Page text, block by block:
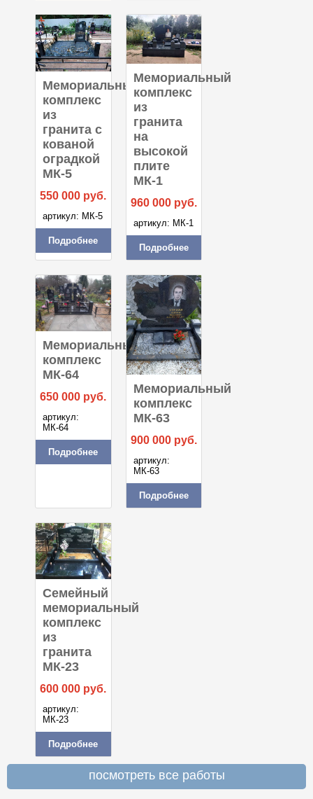
Мемориальный
комплекс
из
гранита с
кованой
оградкой
МК-5
550 000 руб.
артикул: МК-5
Подробнее
Мемориальный
комплекс
из
гранита
на
высокой
плите
МК-1
960 000руб.
артикул: МК-1
Подробнее
Мемориальный
комплекс
МК-64
650 000 руб.
артикул:
МК-64
Подробнее
Мемориальный
комплекс
МК-63
900 000руб.
артикул:
МК-63
Подробнее
Семейный
мемориальный
комплекс
из
гранита
МК-23
600 000 руб.
артикул:
МК-23
Подробнее
посмотреть все работы